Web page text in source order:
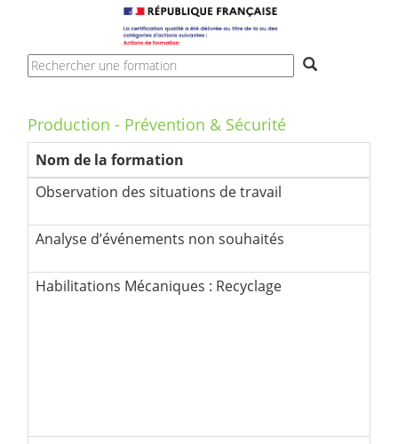
Production - Prévention & Sécurité
Nom de la formation
Observation des situations de travail
Habilitations Mécaniques : Recyclage